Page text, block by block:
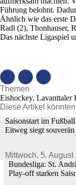
Führung belohnt.
Ähnlich wie das erste
Radl (2), Thonhauser,
Das nächste Ligaspiel
Themen
Eishockey, Lavanttaler
Diese Artikel
Saisonstart im
Eitweg siegt souverän
Mittwoch, 5. August
Bundesliga: St.
Play-off starken